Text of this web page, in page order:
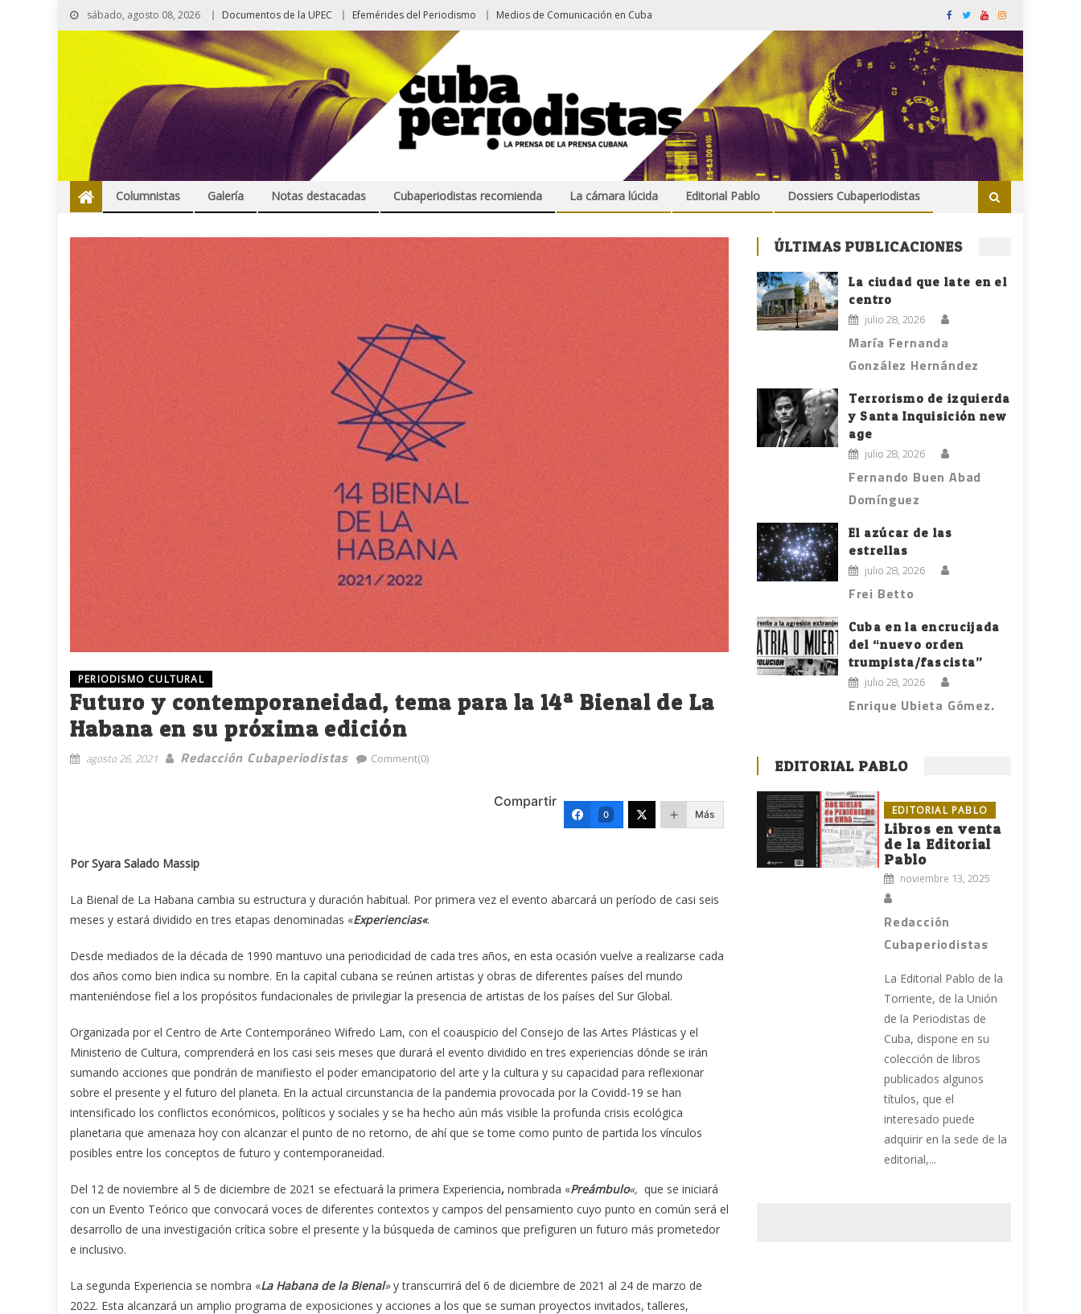
sábado, agosto 08, 2026 Documentos de la UPEC Efemérides del Periodismo Medios de Comunicación en Cuba
Columnistas Galería Notas destacadas Cubaperiodistas recomienda La cámara lúcida Editorial Pablo Dossiers Cubaperiodistas
PERIODISMO CULTURAL
Futuro y contemporaneidad, tema para la 14ª Bienal de La
Habana en su próxima edición
agosto 26, 2021 Redacción Cubaperiodistas Comment(0)
Compartir
0 Más
Por Syara Salado Massip
La Bienal de La Habana cambia su estructura y duración habitual. Por primera vez el evento abarcará un período de casi seis
meses y estará dividido en tres etapas denominadas «Experiencias«.
Desde mediados de la década de 1990 mantuvo una periodicidad de cada tres años, en esta ocasión vuelve a realizarse cada
dos años como bien indica su nombre. En la capital cubana se reúnen artistas y obras de diferentes países del mundo
manteniéndose fiel a los propósitos fundacionales de privilegiar la presencia de artistas de los países del Sur Global.
Organizada por el Centro de Arte Contemporáneo Wifredo Lam, con el coauspicio del Consejo de las Artes Plásticas y el
Ministerio de Cultura, comprenderá en los casi seis meses que durará el evento dividido en tres experiencias dónde se irán
sumando acciones que pondrán de manifiesto el poder emancipatorio del arte y la cultura y su capacidad para reflexionar
sobre el presente y el futuro del planeta. En la actual circunstancia de la pandemia provocada por la Covidd-19 se han
intensificado los conflictos económicos, políticos y sociales y se ha hecho aún más visible la profunda crisis ecológica
planetaria que amenaza hoy con alcanzar el punto de no retorno, de ahí que se tome como punto de partida los vínculos
posibles entre los conceptos de futuro y contemporaneidad.
Del 12 de noviembre al 5 de diciembre de 2021 se efectuará la primera Experiencia, nombrada «Preámbulo«, que se iniciará
con un Evento Teórico que convocará voces de diferentes contextos y campos del pensamiento cuyo punto en común será el
desarrollo de una investigación crítica sobre el presente y la búsqueda de caminos que prefiguren un futuro más prometedor
e inclusivo.
La segunda Experiencia se nombra «La Habana de la Bienal»y transcurrirá del 6 de diciembre de 2021 al 24 de marzo de
2022. Esta alcanzará un amplio programa de exposiciones y acciones a los que se suman proyectos invitados, talleres,
ÚLTIMAS PUBLICACIONES
La ciudad que late en el
centro
julio 28, 2026
María Fernanda
González Hernández
Terrorismo de izquierda
y Santa Inquisición new
age
julio 28, 2026
Fernando Buen Abad
Domínguez
El azúcar de las
estrellas
julio 28, 2026
Frei Betto
Cuba en la encrucijada
del “nuevo orden
trumpista/fascista”
julio 28, 2026
Enrique Ubieta Gómez.
EDITORIAL PABLO
EDITORIAL PABLO
Libros en venta
de la Editorial
Pablo
noviembre 13, 2025
Redacción
Cubaperiodistas
La Editorial Pablo de la
Torriente, de la Unión
de la Periodistas de
Cuba, dispone en su
colección de libros
publicados algunos
títulos, que el
interesado puede
adquirir en la sede de la
editorial,...